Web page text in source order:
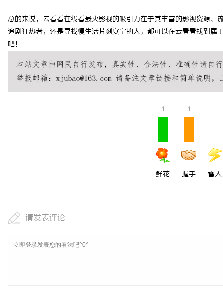
总的来说，云看看在线看最火影视的吸引力在于其丰富的影视资源
追剧狂热者，还是寻找慢生活片刻安宁的人，都可以在云看看找到
吧！
1
鲜花
1
握手 雷人
请发表评论